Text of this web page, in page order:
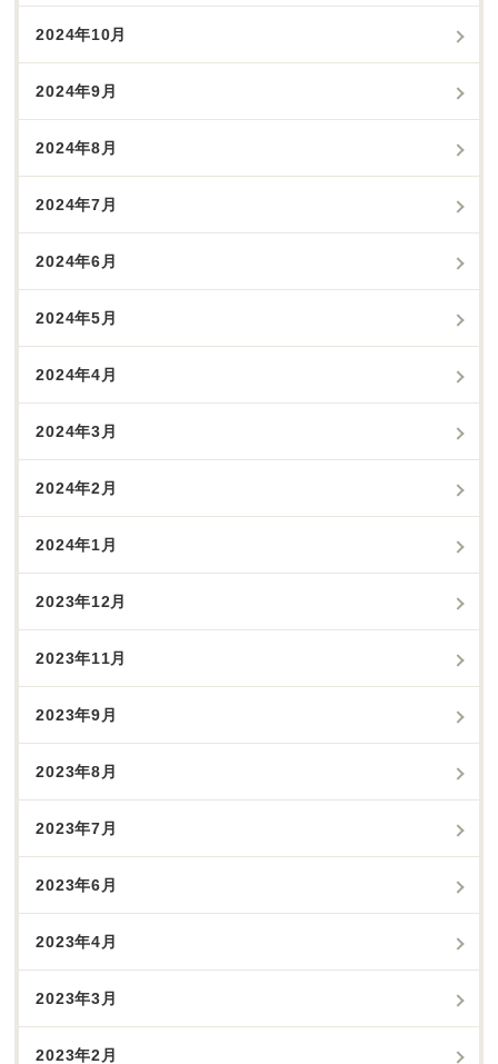
2024年10月
2024年9月
2024年8月
2024年7月
2024年6月
2024年5月
2024年4月
2024年3月
2024年2月
2024年1月
2023年12月
2023年11月
2023年9月
2023年8月
2023年7月
2023年6月
2023年4月
2023年3月
2023年2月